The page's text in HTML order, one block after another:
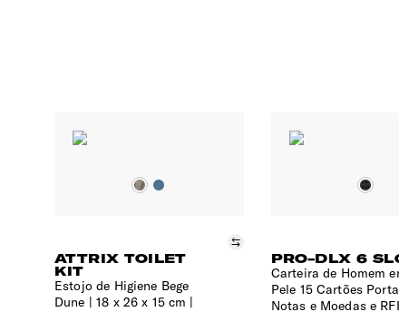
ATTRIX TOILET
KIT
Estojo de Higiene Bege
Dune
18 x 26 x 15 cm |
Comparar
PRO-DLX 6
Carteira de Homem
Pele 15 Cartões
Notas e Moedas e